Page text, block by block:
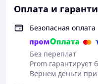
Характеристики:
Тип - кастрюля из
Объём - 2 л.
Диаметр кастрюли
Оплата и
Безопасная оплата
Без переплат
Prom гарантирует
Вернем деньги при